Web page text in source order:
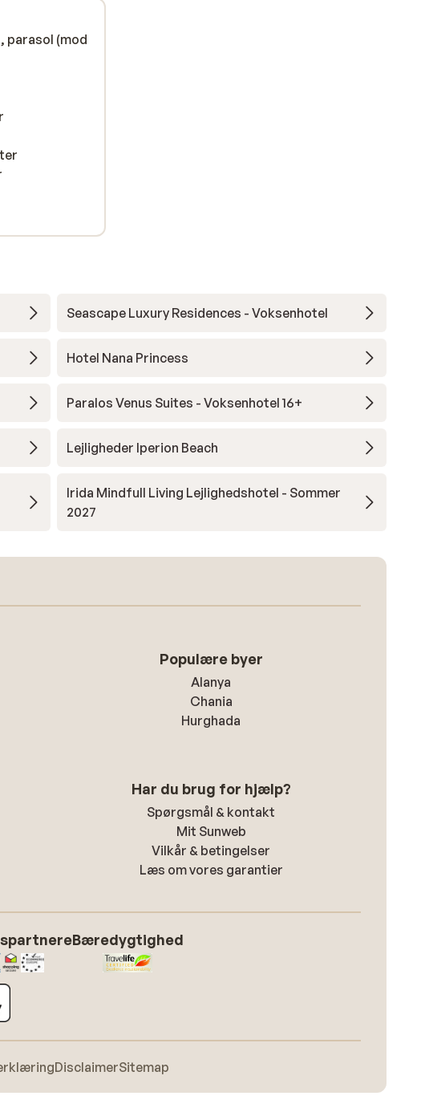
parasol (mod
Seascape Luxury Residences - Voksenhotel
Hotel Nana Princess
Paralos Venus Suites - Voksenhotel 16+
Lejligheder Iperion Beach
Irida Mindfull Living Lejlighedshotel - Sommer
2027
Populære byer
Alanya
Chania
Hurghada
Har du brug for hjælp?
Spørgsmål & kontakt
Mit Sunweb
Vilkår & betingelser
Læs om vores garantier
Bæredygtighed
DisclaimerSitemap